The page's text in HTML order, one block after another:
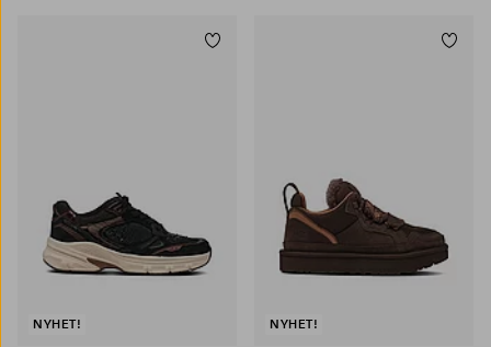
NYHET!
Legg til favoritter
NYHET!